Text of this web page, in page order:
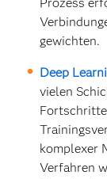
gewichten.
Deep
vielen
komplexer
Verfahren